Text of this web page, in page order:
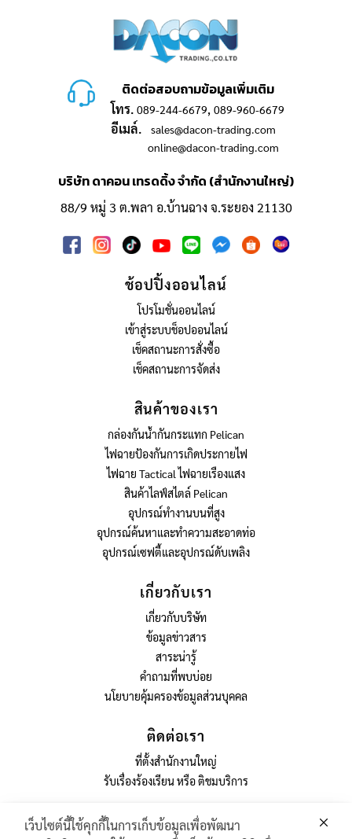
ติดต่อสอบถามข้อมูลเพิ่มเติม
โทร. 089-244-6679, 089-960-6679
อีเมล์.
sales@dacon-trading.com
online@dacon-trading.com
บริษัท ดาคอน เทรดดิ้ง จำกัด (สำนักงานใหญ่)
88/9 หมู่ 3 ต.พลา อ.บ้านฉาง จ.ระยอง 21130
ช้อปปิ้งออนไลน์
โปรโมชั่นออนไลน์
เข้าสู่ระบบช็อปออนไลน์
เช็คสถานะการสั่งซื้อ
เช็คสถานะการจัดส่ง
สินค้าของเรา
กล่องกันน้ำกันกระแทก Pelican
ไฟฉายป้องกันการเกิดประกายไฟ
ไฟฉาย Tactical ไฟฉายเรืองแสง
สินค้าไลฟ์สไตล์ Pelican
อุปกรณ์ทำงานบนที่สูง
อุปกรณ์ค้นหาและทำความสะอาดท่อ
อุปกรณ์เซฟตี้และอุปกรณ์ดับเพลิง
เกี่ยวกับเรา
เกี่ยวกับบริษัท
ข้อมูลข่าวสาร
สาระน่ารู้
คำถามที่พบบ่อย
นโยบายคุ้มครองข้อมูลส่วนบุคคล
ติดต่อเรา
ที่ตั้งสำนักงานใหญ่
รับเรื่องร้องเรียน หรือ ติชมบริการ
เว็บไซต์นี้ใช้คุกกี้ในการเก็บข้อมูลเพื่อพัฒนา